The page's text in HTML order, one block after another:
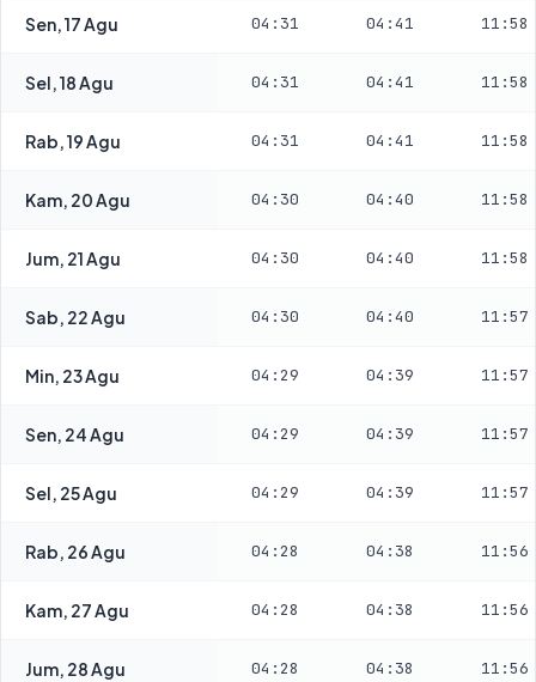
Sen, 17 Agu 04:31 04:41 11:58
Sel, 18 Agu 04:31 04:41 11:58
Rab, 19 Agu 04:31 04:41 11:58
Kam, 20 Agu 04:30 04:40 11:58
Jum, 21 Agu 04:30 04:40 11:58
Sab, 22 Agu 04:30 04:40 11:57
Min, 23 Agu 04:29 04:39 11:57
Sen, 24 Agu 04:29 04:39 11:57
Sel, 25 Agu 04:29 04:39 11:57
Rab, 26 Agu 04:28 04:38 11:56
Kam, 27 Agu 04:28 04:38 11:56
Jum, 28 Agu 04:28 04:38 11:56